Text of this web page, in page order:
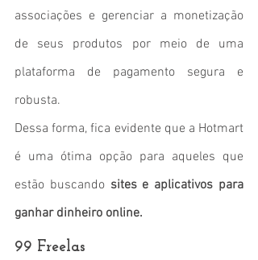
associações e gerenciar a monetização
de seus produtos por meio de uma
plataforma de pagamento segura e
robusta.
Dessa forma, fica evidente que a Hotmart
é uma ótima opção para aqueles que
estão buscando sites e aplicativos para
ganhar dinheiro online.
99 Freelas